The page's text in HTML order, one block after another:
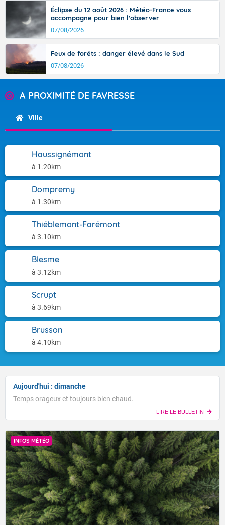
Éclipse du 12 août 2026 : Météo-France vous
accompagne pour bien l'observer
07/08/2026
Feux de forêts : danger élevé dans le Sud
07/08/2026
A PROXIMITÉ DE FAVRESSE
Ville
Haussignémont
à 1.20km
Dompremy
à 1.30km
Thiéblemont-Farémont
à 3.10km
Blesme
à 3.12km
Scrupt
à 3.69km
Brusson
à 4.10km
Aujourd'hui : dimanche
Temps orageux et toujours bien chaud.
LIRE LE BULLETIN
INFOS MÉTÉO